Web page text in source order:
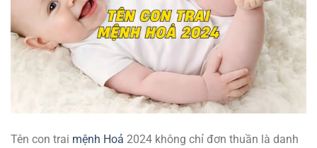
Tên con trai mệnh Hoả 2024 không chỉ đơn thuần là danh